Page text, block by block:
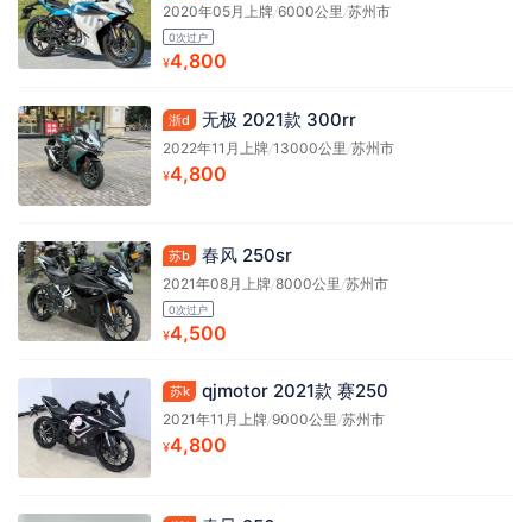
2020年05月上牌/6000公里 /苏州市
0次过户
¥4,800
浙d 无极 2021款 300rr
2022年11月上牌/13000公里 /苏州市
¥4,800
苏b 春风 250sr
2021年08月上牌/8000公里 /苏州市
0次过户
¥4,500
苏k qjmotor 2021款 赛250
2021年11月上牌/9000公里/苏州市
¥4,800